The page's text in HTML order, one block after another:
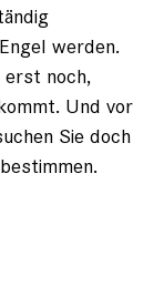
werden.
erst noch,
Und vor
Sie doch